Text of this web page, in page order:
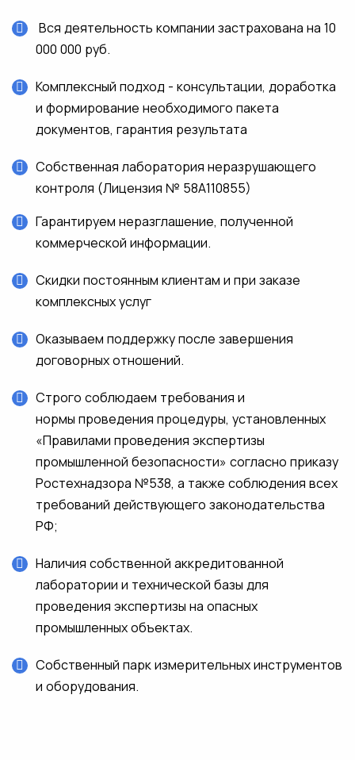
Вся деятельность компании застрахована на 10
000 000 руб.
Комплексный подход - консультации, доработка
и формирование необходимого пакета
документов, гарантия результата
Собственная лаборатория неразрушающего
контроля (Лицензия № 58А110855)
Гарантируем неразглашение, полученной
коммерческой информации.
Скидки постоянным клиентам и при заказе
комплексных услуг
Оказываем поддержку после завершения
договорных отношений.
Строго соблюдаем требования и
нормы проведения процедуры, установленных
«Правилами проведения экспертизы
промышленной безопасности» согласно приказу
Ростехнадзора №538, а также соблюдения всех
требований действующего законодательства
РФ;
Наличия собственной аккредитованной
лаборатории и технической базы для
проведения экспертизы на опасных
промышленных объектах.
Собственный парк измерительных инструментов
и оборудования.